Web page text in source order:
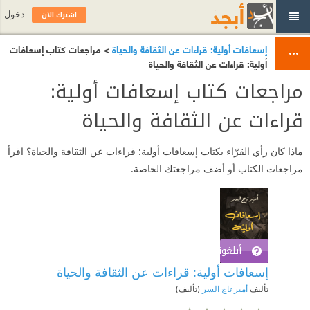
إسعافات أولية: قراءات عن الثقافة والحياة> مراجعات كتاب إسعافات
أولية: قراءات عن الثقافة والحياة
مراجعات كتاب إسعافات أولية:
قراءات عن الثقافة والحياة
ماذا كان رأي القرّاء بكتاب إسعافات أولية: قراءات عن الثقافة والحياة؟ اقرأ
مراجعات الكتاب أو أضف مراجعتك الخاصة.
أبلغوني عند توفره
إسعافات أولية: قراءات عن الثقافة والحياة
تأليفأمير تاج السر (تأليف)
اشترك الآن دخول